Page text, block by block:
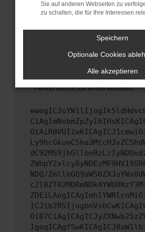
führen, dass bestimmte
unterstützt werden.
Wende dich an den
Wenn du alle oben genannten
hast, kontaktiere uns bitte. Wir
uns diesen Text schicken, um
Fehlersuche zu unterstützen:
NDQ/
Sie auf anderen Webseiten zu
zu schalten, die für Ihre Interessen
Speichern
Optionale Cookies
Alle akzeptieren